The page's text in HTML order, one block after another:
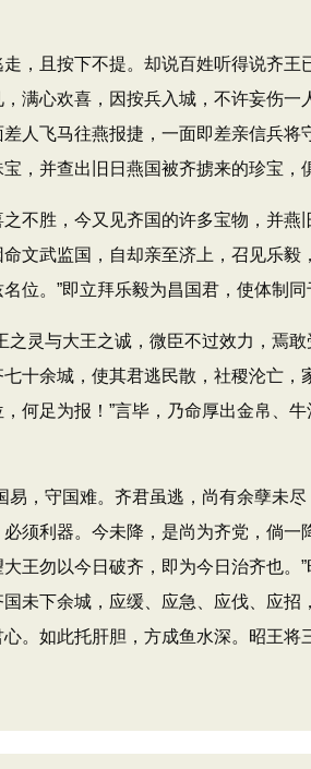
且按下不提。却说百姓听得说齐王
满心欢喜，因按兵入城，不许妄伤
人飞马往燕报捷，一面即差亲信兵
，并查出旧日燕国被齐掳来的珍宝，
胜，今又见齐国的许多宝物，并燕
文武监国，自却亲至济上，召见乐毅
位。”即立拜乐毅为昌国君，使体制同
灵与大王之诚，微臣不过效力，焉敢
十余城，使其君逃民散，社稷沦亡
何足为报！”言毕，乃命厚出金帛、
，守国难。齐君虽逃，尚有余孽未尽
须利器。今未降，是尚为齐党，倘
王勿以今日破齐，即为今日治齐也。
未下余城，应缓、应急、应伐、应招
。如此托肝胆，方成鱼水深。昭王将